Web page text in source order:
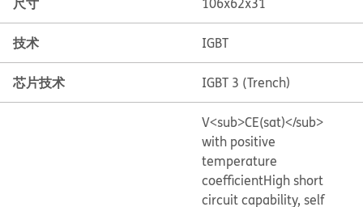
技术 IGBT
芯片技术 IGBT 3 (Trench)
V<sub>CE(sat)</sub>
with positive
temperature
coefficientHigh short
circuit capability, self